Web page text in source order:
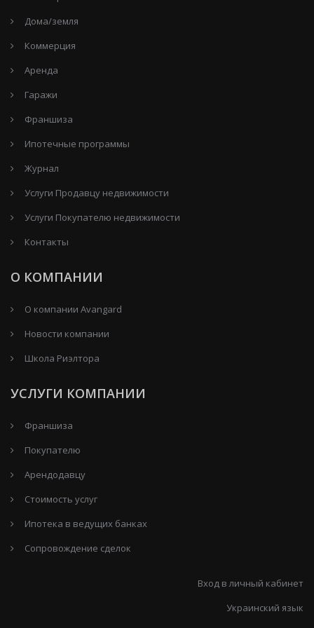
Дома/земля
Коммерция
Аренда
Гаражи
Франшиза
Ипотечные программы
Журнал
Услуги Продавцу недвижимости
Услуги Покупателю недвижимости
Контакты
О КОМПАНИИ
О компании Avangard
Новости компании
Школа Риэлтора
УСЛУГИ КОМПАНИИ
Франшиза
Покупателю
Арендодавцу
Стоимость услуг
Ипотека в ведущих банках
Сопровождение сделок
Вход в личный кабинет
Украинский язык